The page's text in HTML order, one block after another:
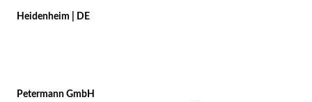
Heidenheim | DE
Petermann GmbH